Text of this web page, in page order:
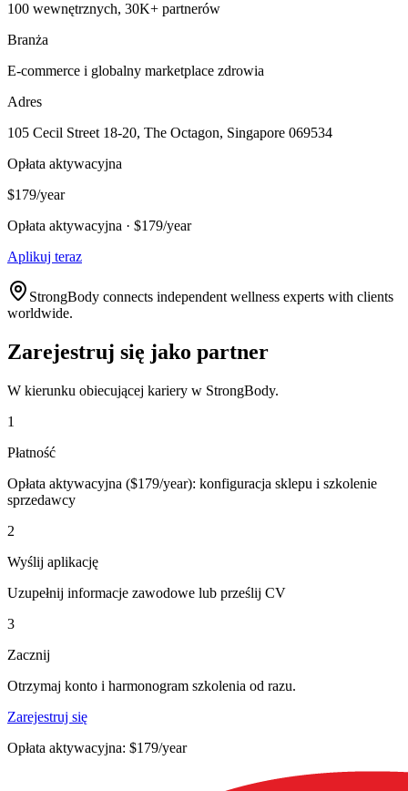
100 wewnętrznych, 30K+ partnerów
Branża
E-commerce i globalny marketplace zdrowia
Adres
105 Cecil Street 18-20, The Octagon, Singapore 069534
Opłata aktywacyjna
$179/year
Opłata aktywacyjna · $179/year
Aplikuj teraz
StrongBody connects independent wellness experts with clients
worldwide.
Zarejestruj się jako partner
W kierunku obiecującej kariery w StrongBody.
1
Płatność
Opłata aktywacyjna ($179/year): konfiguracja sklepu i szkolenie
sprzedawcy
2
Wyślij aplikację
Uzupełnij informacje zawodowe lub prześlij CV
3
Zacznij
Otrzymaj konto i harmonogram szkolenia od razu.
Zarejestruj się
Opłata aktywacyjna: $179/year